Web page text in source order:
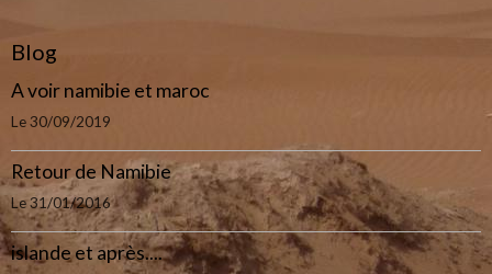
Blog
A voir namibie et maroc
Le 30/09/2019
Retour de Namibie
Le 31/01/2016
islande et après....